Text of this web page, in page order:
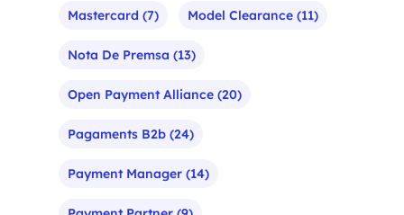
Mastercard (7) Model Clearance (11)
Nota De Premsa (13)
Open Payment Alliance (20)
Pagaments B2b (24)
Payment Manager (14)